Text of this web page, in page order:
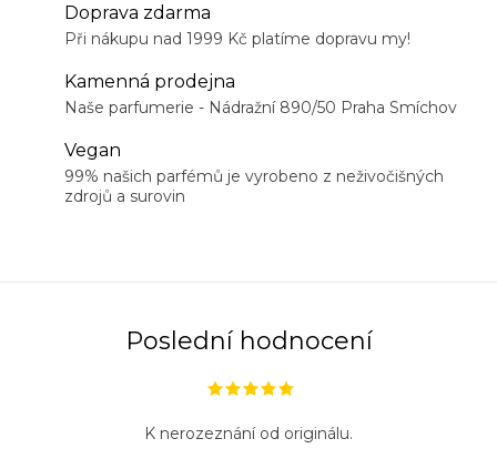
Doprava zdarma
Při nákupu nad 1999 Kč platíme dopravu my!
Kamenná prodejna
Naše parfumerie - Nádražní 890/50 Praha Smíchov
Vegan
99% našich parfémů je vyrobeno z neživočišných
zdrojů a surovin
Poslední hodnocení
K nerozeznání od originálu.